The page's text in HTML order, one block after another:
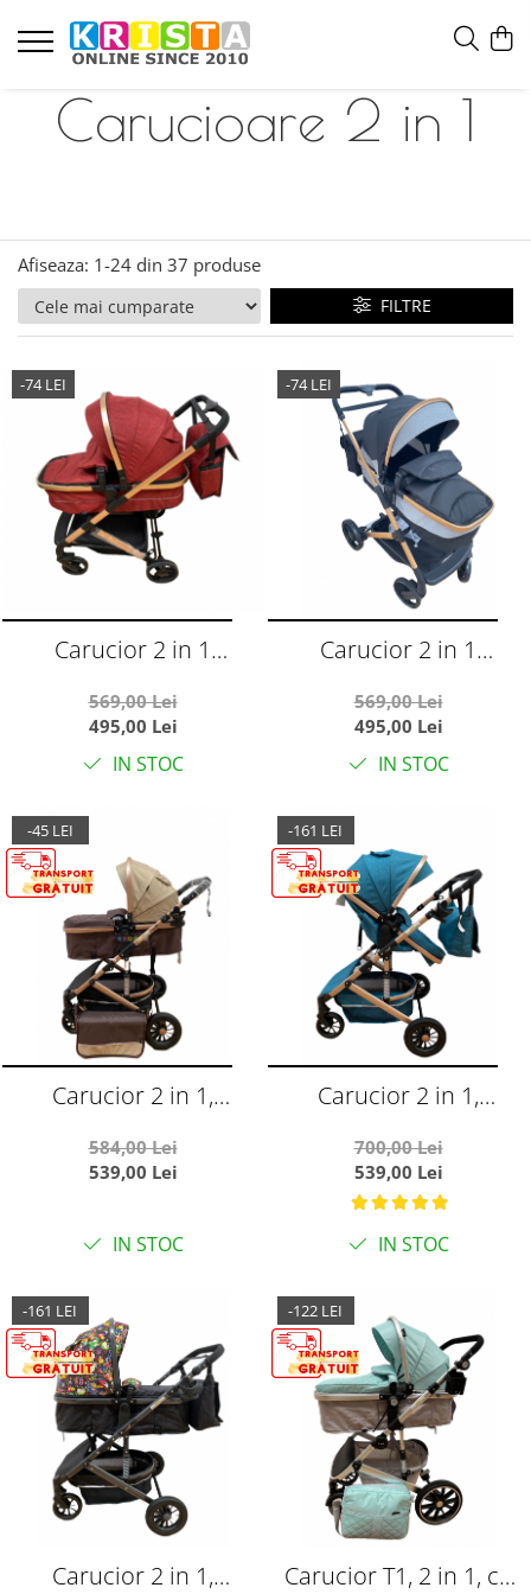
Carucioare 2 in 1
Afiseaza: 1-24 din 37 produse
FILTRE
-74 LEI
Carucior 2 in 1
sport, 608 Rosu
569,00 Lei
495,00 Lei
IN STOC
-74 LEI
Carucior 2 in 1
sport, 608 Negru
569,00 Lei
495,00 Lei
IN STOC
-45 LEI
Carucior 2 in 1,
T7 crem - L-Sun
584,00 Lei
539,00 Lei
IN STOC
-161 LEI
Carucior 2 in 1,
T7 verde - L-Sun
700,00 Lei
539,00 Lei
IN STOC
-161 LEI
Carucior 2 in 1,
-122 LEI
Carucior T1, 2 in 1, cu